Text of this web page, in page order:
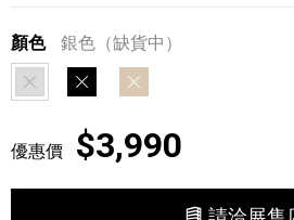
顏色 銀色（缺貨中）
銀色 黑色 金色
優惠價 $3,990